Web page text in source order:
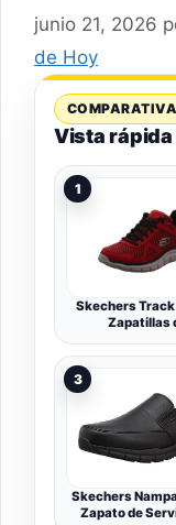
junio 21, 2026
de Hoy
Vista
1
Skechers
Zapatillas
3
Skechers
Zapato de